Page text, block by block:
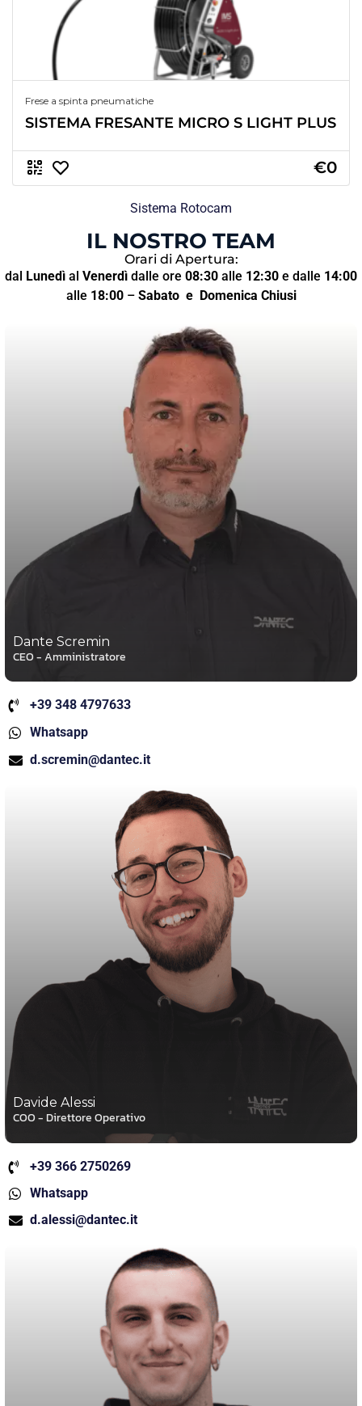
Frese a spinta pneumatiche
SISTEMA FRESANTE MICRO S LIGHT PLUS
€0
Sistema Rotocam
IL NOSTRO TEAM
Orari di Apertura:
dal Lunedì al Venerdì dalle ore 08:30 alle 12:30 e dalle 14:00
alle 18:00– Sabato e Domenica Chiusi
Dante Scremin
CEO - Amministratore
+39 348 4797633
Whatsapp
d.scremin@dantec.it
Davide Alessi
COO - Direttore Operativo
+39 366 2750269
Whatsapp
d.alessi@dantec.it